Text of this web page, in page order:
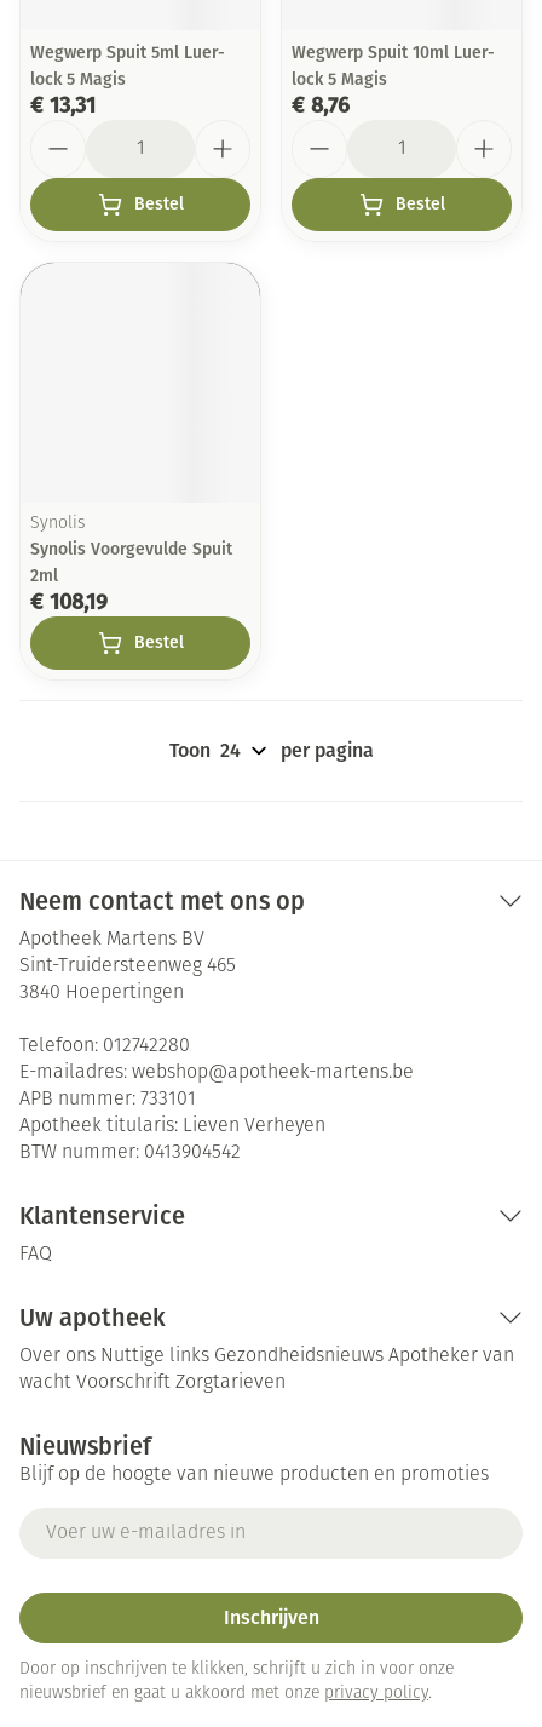
Wegwerp Spuit 5ml Luer-
lock 5 Magis
€ 13,31
Bestel
Wegwerp Spuit 10ml Luer-
lock 5 Magis
€ 8,76
Bestel
Synolis
Synolis Voorgevulde Spuit
2ml
€ 108,19
Bestel
Toon per pagina
Neem contact met ons op
Apotheek Martens BV
Sint-Truidersteenweg 465
3840 Hoepertingen
Telefoon: 012742280
E-mailadres: webshop@apotheek-martens.be
APB nummer: 733101
Apotheek titularis: Lieven Verheyen
BTW nummer: 0413904542
Klantenservice
FAQ
Uw apotheek
Over ons Nuttige links Gezondheidsnieuws Apotheker van
wacht Voorschrift Zorgtarieven
Nieuwsbrief
Blijf op de hoogte van nieuwe producten en promoties
Inschrijven
Door op inschrijven te klikken, schrijft u zich in voor onze
nieuwsbrief en gaat u akkoord met onze privacy policy.